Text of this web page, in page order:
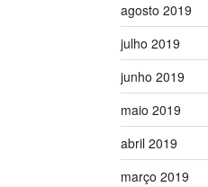
agosto 2019
julho 2019
junho 2019
maio 2019
abril 2019
março 2019